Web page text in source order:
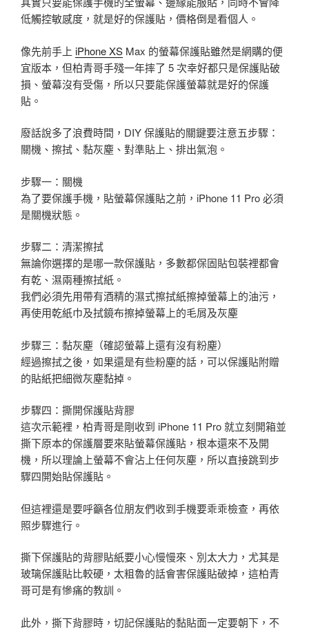
低觸控敏感度，就是好的保護貼，價格倒是看個人。
像先前手上 iPhone XS Max 的螢幕保護貼雖然是網購的便
宜版本，但柏青哥手殘一年摔了 5 次幸好都只是保護貼破
損、螢幕沒有受傷，所以只要能保護螢幕就是好的保護
貼。
廢話說多了浪費時間，DIY 保護貼的關鍵要注意五步驟：
關機、擦拭、黏灰塵、對準貼上、排出氣泡。
步驟一：關機
為了要保護手機，貼螢幕保護貼之前，iPhone 11 Pro 必須
是關機狀態。
步驟二：清潔擦拭
無論你選擇的是哪一款保護貼，多數都保固貼包裝裡都會
有乾、濕兩種擦拭紙。
我們必須先用帶有酒精的濕式擦拭紙擦掉螢幕上的油污，
再使用乾紙巾及拭鏡布擦掉螢幕上的毛屑及灰塵
步驟三：黏灰塵（確認螢幕上還有沒有粉塵）
經過擦拭之後，如果還是有些粉塵的話，可以保護貼附贈
的貼紙把細微灰塵黏掉。
步驟四：撕開保護貼背膠
這次示範裡，柏青哥是剛收到 iPhone 11 Pro 就立刻開箱並
撕下原本的保護層要來貼螢幕保護貼，根本還來不及開
機，所以理論上螢幕不會沾上任何灰塵，所以直接跳到步
驟四開始貼保護貼。
但這裡還是要呼籲各位朋友們收到手機要乖乖檢查，再依
照步驟進行。
撕下保護貼的背膠貼紙要小心慢慢來、別太大力，尤其是
玻璃保護貼比較硬，太粗魯的話會害保護貼破掉，這柏青
哥可是有慘痛的教訓。
此外，撕下背膠時，切記保護貼的黏貼面一定要朝下，不